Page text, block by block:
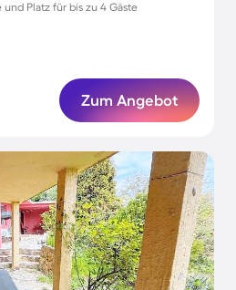
Platz für bis zu 4 Gäste
Zum Angebot